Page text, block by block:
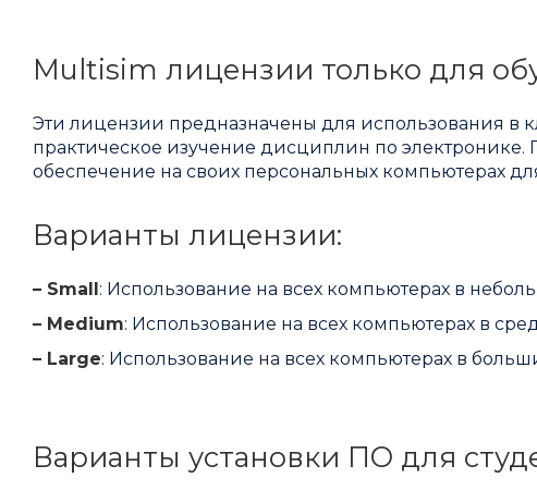
Multisim лицензии только для
Эти лицензии предназначены для использования в
практическое изучение дисциплин по электронике.
обеспечение на своих персональных компьютерах
Варианты лицензии:
– Small : Использование на всех компьютерах в
– Medium: Использование на всех компьютерах в
– Large: Использование на всех компьютерах в
Варианты установки ПО для